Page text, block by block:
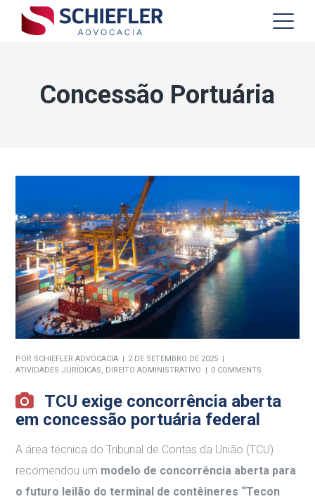
Concessão Portuária
POR SCHIEFLER ADVOCACIA
2 DE SETEMBRO DE 2025
ATIVIDADES JURÍDICAS, DIREITO ADMINISTRATIVO 0 COMMENTS
TCU exige concorrência aberta
em concessão portuária federal
A área técnica do Tribunal de Contas da União (TCU)
recomendou um modelo de concorrência aberta para
o futuro leilão do terminal de contêineres “Tecon